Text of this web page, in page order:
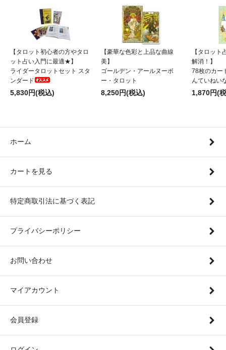
【タロット初心者の方やタロ
ット占い入門に最適★】
ライダータロットセット スタ
ンダード
5,830円(税込)
【豪華な色彩と上品な曲線
美】
ゴールデン・アールヌーボ
ー・タロット
8,250円(税込)
【タロット
解消！】
78枚のカー
んていねい
1,870円(
ホーム
カートを見る
特定商取引法に基づく表記
プライバシーポリシー
お問い合わせ
マイアカウント
会員登録